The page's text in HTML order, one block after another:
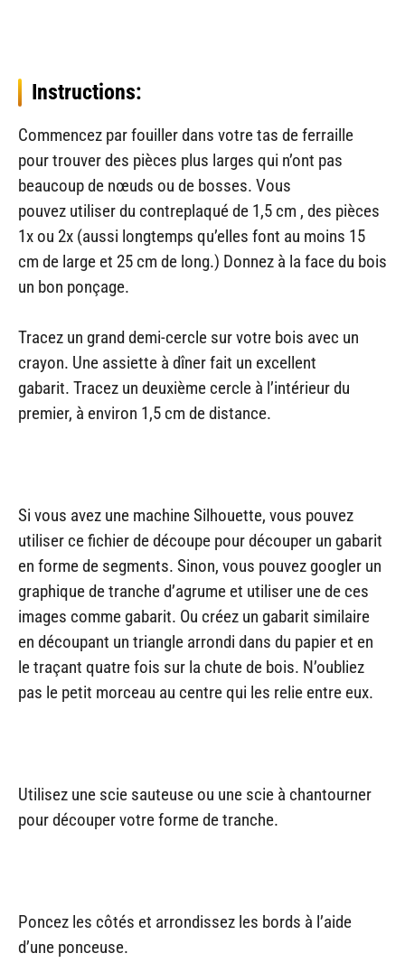
Instructions:
Commencez par fouiller dans votre tas de ferraille
pour trouver des pièces plus larges qui n’ont pas
beaucoup de nœuds ou de bosses. Vous
pouvez utiliser du contreplaqué de 1,5 cm , des pièces
1x ou 2x (aussi longtemps qu’elles font au moins 15
cm de large et 25 cm de long.) Donnez à la face du bois
un bon ponçage.
Tracez un grand demi-cercle sur votre bois avec un
crayon. Une assiette à dîner fait un excellent
gabarit. Tracez un deuxième cercle à l’intérieur du
premier, à environ 1,5 cm de distance.
Si vous avez une machine Silhouette, vous pouvez
utiliser ce fichier de découpe pour découper un gabarit
en forme de segments. Sinon, vous pouvez googler un
graphique de tranche d’agrume et utiliser une de ces
images comme gabarit. Ou créez un gabarit similaire
en découpant un triangle arrondi dans du papier et en
le traçant quatre fois sur la chute de bois. N’oubliez
pas le petit morceau au centre qui les relie entre eux.
Utilisez une scie sauteuse ou une scie à chantourner
pour découper votre forme de tranche.
Poncez les côtés et arrondissez les bords à l’aide
d’une ponceuse.